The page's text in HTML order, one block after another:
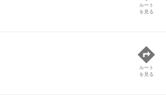
ルート
を見る
ルート
を見る